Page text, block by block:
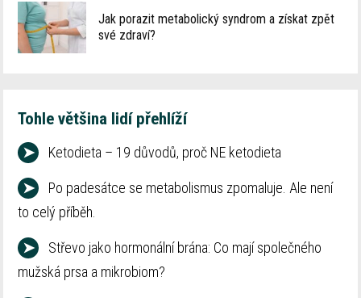
Jak porazit metabolický syndrom a získat zpět
své zdraví?
Tohle většina lidí přehlíží
➤ Ketodieta – 19 důvodů, proč NE ketodieta
➤
Po padesátce se metabolismus zpomaluje. Ale není
to celý příběh.
➤
Střevo jako hormonální brána: Co mají společného
mužská prsa a mikrobiom?